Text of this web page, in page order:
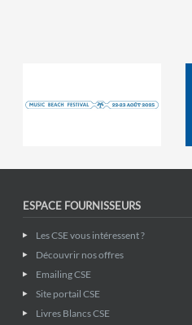
ESPACE FOURNISSEURS
Les CSE vous intéressent ?
Découvrir nos offres
Emailing CSE
Site portail CSE
Livres Blancs CSE